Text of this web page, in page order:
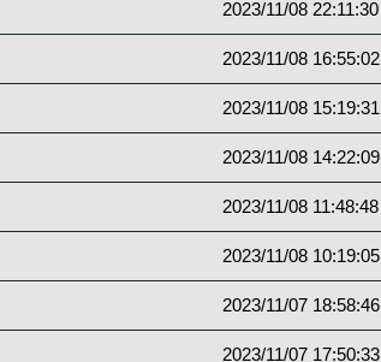
2023/11/08 22:11:30
2023/11/08 16:55:02
2023/11/08 15:19:31
2023/11/08 14:22:09
2023/11/08 11:48:48
2023/11/08 10:19:05
2023/11/07 18:58:46
2023/11/07 17:50:33